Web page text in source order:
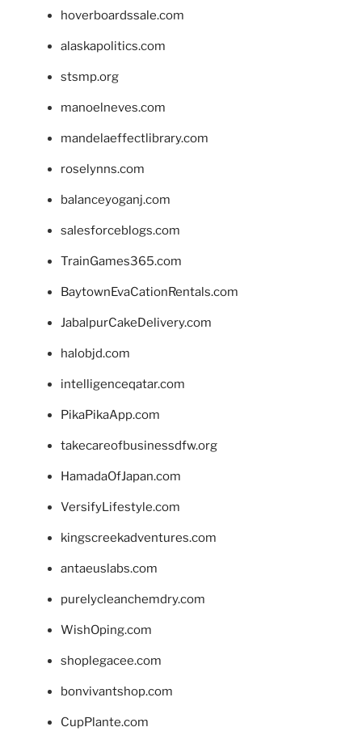
hoverboardssale.com
alaskapolitics.com
stsmp.org
manoelneves.com
mandelaeffectlibrary.com
roselynns.com
balanceyoganj.com
salesforceblogs.com
TrainGames365.com
BaytownEvaCationRentals.com
JabalpurCakeDelivery.com
halobjd.com
intelligenceqatar.com
PikaPikaApp.com
takecareofbusinessdfw.org
HamadaOfJapan.com
VersifyLifestyle.com
kingscreekadventures.com
antaeuslabs.com
purelycleanchemdry.com
WishOping.com
shoplegacee.com
bonvivantshop.com
CupPlante.com